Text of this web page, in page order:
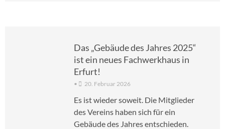
Das „Gebäude des Jahres 2025“
ist ein neues Fachwerkhaus in
Erfurt!
• 20. Februar 2026
Es ist wieder soweit. Die Mitglieder
des Vereins haben sich für ein
Gebäude des Jahres entschieden.